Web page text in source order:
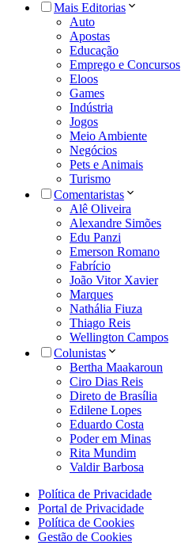
Mais Editorias
Auto
Apostas
Educação
Emprego e Concursos
Eloos
Games
Indústria
Jogos
Meio Ambiente
Negócios
Pets e Animais
Turismo
Comentaristas
Alê Oliveira
Alexandre Simões
Edu Panzi
Emerson Romano
Fabrício
João Vitor Xavier
Marques
Nathália Fiuza
Thiago Reis
Wellington Campos
Colunistas
Bertha Maakaroun
Ciro Dias Reis
Direto de Brasília
Edilene Lopes
Eduardo Costa
Poder em Minas
Rita Mundim
Valdir Barbosa
Política de Privacidade
Portal de Privacidade
Política de Cookies
Gestão de Cookies